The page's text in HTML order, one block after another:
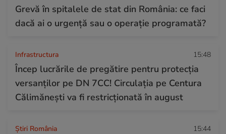
Grevă în spitalele de stat din România: ce faci
dacă ai o urgență sau o operație programată?
Infrastructura 15:48
Încep lucrările de pregătire pentru protecția
versanților pe DN 7CC! Circulația pe Centura
Călimănești va fi restricționată în august
Știri România 15:44